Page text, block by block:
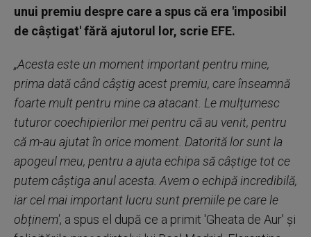
unui premiu despre care a spus că era 'imposibil
de câștigat' fără ajutorul lor, scrie EFE.
„Acesta este un moment important pentru mine,
prima dată când câștig acest premiu, care înseamnă
foarte mult pentru mine ca atacant. Le mulțumesc
tuturor coechipierilor mei pentru că au venit, pentru
că m-au ajutat în orice moment. Datorită lor sunt la
apogeul meu, pentru a ajuta echipa să câștige tot ce
putem câștiga anul acesta. Avem o echipă incredibilă,
iar cel mai important lucru sunt premiile pe care le
obținem', a spus el după ce a primit 'Gheata de Aur' și